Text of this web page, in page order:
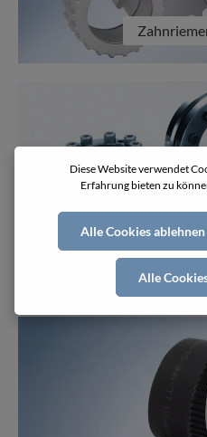
Diese Website verwendet
Erfahrung bieten zu
Alle Cookies ablehnen
Alle